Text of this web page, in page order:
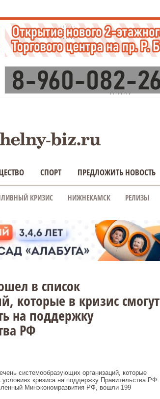
СПОРТ ПРЕДЛОЖИТЬ НОВОСТЬ
КРИЗИС НИЖНЕКАМСК РЕЛИЗЫ
в список
которые в кризис смогут
на поддержку
РФ
системообразующих организаций, которые
условиях кризиса на поддержку Правительства РФ.
Минэкономразвития РФ, вошли 199